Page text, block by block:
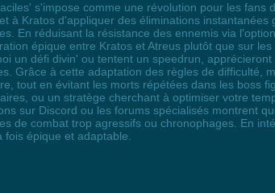
s'impose comme une révolution pour les
à Kratos d'appliquer des éliminations
En réduisant la résistance des ennemis via
épique entre Kratos et Atreus plutôt que sur
un défi divin' ou tentent un speedrun,
Grâce à cette adaptation des règles de difficulté,
tout en évitant les morts répétées dans les boss
ou un stratège cherchant à optimiser votre
sur Discord ou les forums spécialisés montrent
de combat trop agressifs ou chronophages. En
épique et adaptable.